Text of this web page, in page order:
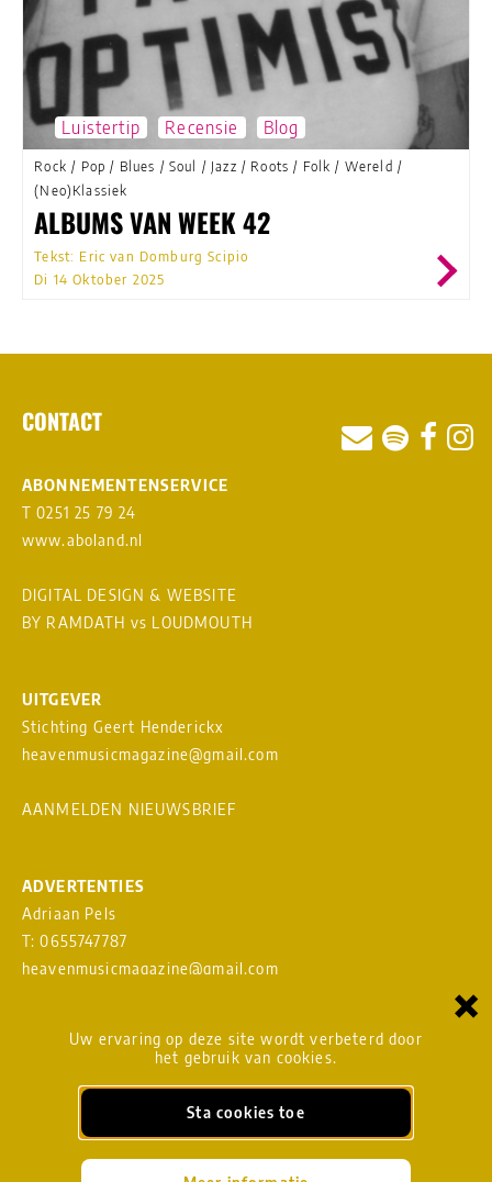
Uw ervaring op deze site wordt verbeterd door
het gebruik van cookies.
Sta cookies toe
×
Luistertip Recensie Blog
Rock / Pop / Blues / Soul / Jazz / Roots / Folk / Wereld /
(Neo)Klassiek
ALBUMS VAN WEEK 42
Tekst: Eric van Domburg Scipio
Di 14 Oktober 2025
CONTACT
ABONNEMENTENSERVICE
T 0251 25 79 24
www.aboland.nl
DIGITAL DESIGN & WEBSITE
BY RAMDATH vs LOUDMOUTH
UITGEVER
Stichting Geert Henderickx
heavenmusicmagazine@gmail.com
AANMELDEN NIEUWSBRIEF
ADVERTENTIES
Adriaan Pels
T: 0655747787
heavenmusicmagazine@gmail.com
BLADMANAGEMENT